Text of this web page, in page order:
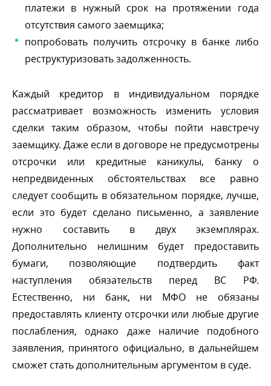
платежи в нужный срок на протяжении года
отсутствия самого заемщика;
попробовать получить отсрочку в банке либо
реструктуризовать задолженность.
Каждый кредитор в индивидуальном порядке
рассматривает возможность изменить условия
сделки таким образом, чтобы пойти навстречу
заемщику. Даже если в договоре не предусмотрены
отсрочки или кредитные каникулы, банку о
непредвиденных обстоятельствах все равно
следует сообщить в обязательном порядке, лучше,
если это будет сделано письменно, а заявление
нужно составить в двух экземплярах.
Дополнительно нелишним будет предоставить
умаги, позволяющие подтвердить факт
наступления обязательств перед ВС РФ.
Естественно, ни банк, ни МФО не обязаны
предоставлять клиенту отсрочки или любые другие
послабления, однако даже наличие подобного
заявления, принятого официально, в дальнейшем
сможет стать дополнительным аргументом в суде.